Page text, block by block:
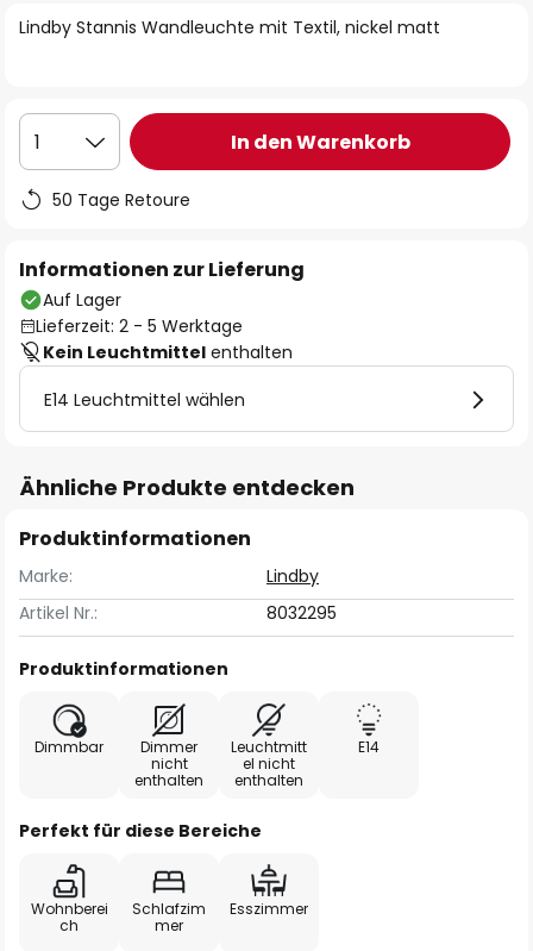
Lindby Stannis Wandleuchte mit Textil, nickel matt
1 In den Warenkorb
50 Tage Retoure
Informationen zur Lieferung
Auf Lager
Lieferzeit: 2 - 5 Werktage
Kein Leuchtmittel enthalten
E14 Leuchtmittel wählen
Ähnliche Produkte entdecken
Produktinformationen
Marke:
Lindby
Artikel Nr.:
8032295
Produktinformationen
Dimmbar
Dimmer
nicht
enthalten
Leuchtmitt
el nicht
enthalten
E14
Perfekt für diese Bereiche
Wohnberei
ch
Schlafzim
mer
Esszimmer